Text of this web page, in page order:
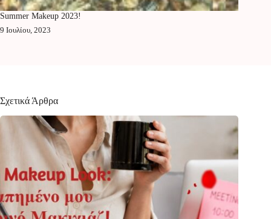
Summer Makeup 2023!
9 Ιουλίου, 2023
Σχετικά Άρθρα